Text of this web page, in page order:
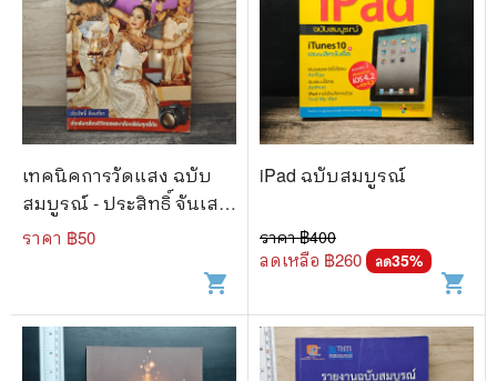
เทคนิคการวัดแสง ฉบับ
สมบูรณ์ - ประสิทธิ์ จันเสรี
กร
ราคา ฿50
shopping_cart
iPad ฉบับสมบูรณ์
ราคา ฿400
ลดเหลือ ฿260 ลด35%
shopping_cart